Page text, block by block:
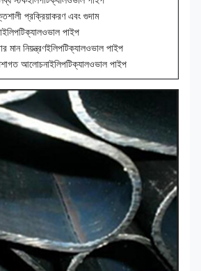
প্রক্রিয়াকরণ এবং গুদাম
ইলিপটিক্যালওভাল পাইপ
মান নিয়ন্ত্রণইলিপটিক্যালওভাল পাইপ
আলোচনাইলিপটিক্যালওভাল পাইপ